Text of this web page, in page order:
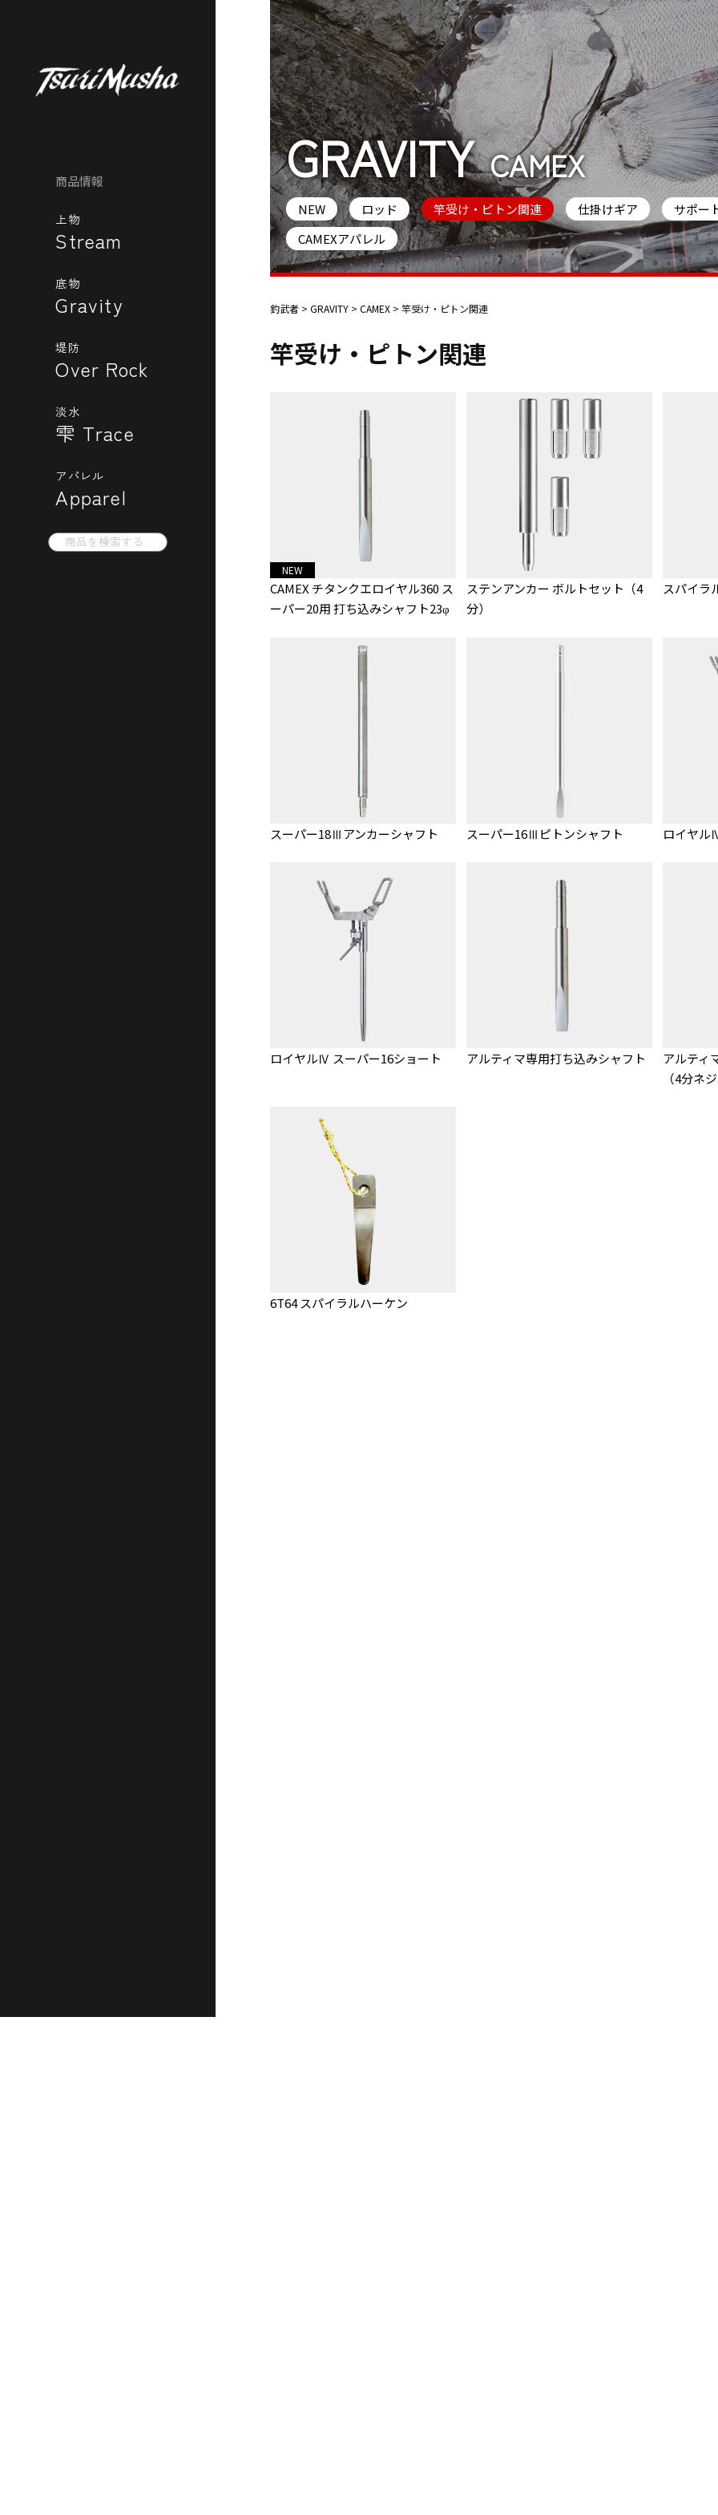
商品情報
上物
Stream
底物
Gravity
堤防
Over Rock
淡水
雫 Trace
アパレル
Apparel
Search
GRAVITY CAMEX
NEW ロッド 竿受け・ピトン関連 仕掛けギア サポー
CAMEXアパレル
釣武者> GRAVITY> CAMEX> 竿受け・ピトン関連
竿受け・ピトン関連
NEW
CAMEX チタンクエロイヤル360 ス
ーパー20用 打ち込みシャフト23φ
ステンアンカー ボルトセット（4
分）
スパイラ
スーパー18Ⅲアンカーシャフト スーパー16Ⅲピトンシャフト ロイヤル
ロイヤルⅣ スーパー16ショート アルティマ専用打ち込みシャフト
アルティ
（4分ネジ
6T64 スパイラルハーケン